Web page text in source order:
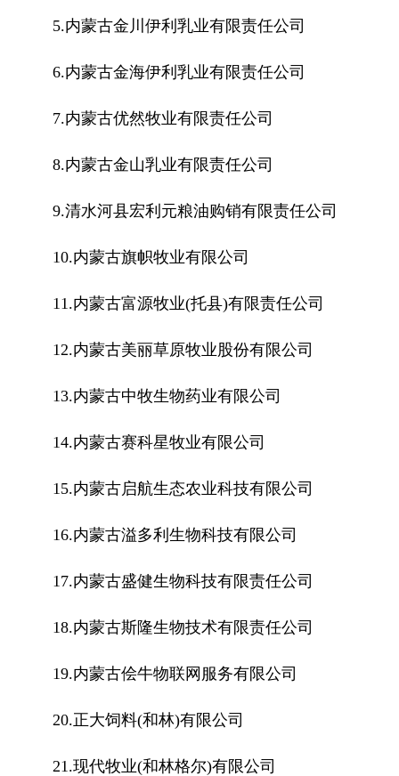
5.内蒙古金川伊利乳业有限责任公司
6.内蒙古金海伊利乳业有限责任公司
7.内蒙古优然牧业有限责任公司
8.内蒙古金山乳业有限责任公司
9.清水河县宏利元粮油购销有限责任公司
10.内蒙古旗帜牧业有限公司
11.内蒙古富源牧业(托县)有限责任公司
12.内蒙古美丽草原牧业股份有限公司
13.内蒙古中牧生物药业有限公司
14.内蒙古赛科星牧业有限公司
15.内蒙古启航生态农业科技有限公司
16.内蒙古溢多利生物科技有限公司
17.内蒙古盛健生物科技有限责任公司
18.内蒙古斯隆生物技术有限责任公司
19.内蒙古侩牛物联网服务有限公司
20.正大饲料(和林)有限公司
21.现代牧业(和林格尔)有限公司